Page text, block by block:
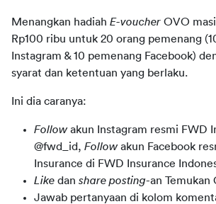
Menangkan hadiah E-voucher OVO
Rp100 ribu untuk 20 orang pemenang
Instagram & 10 pemenang Facebook)
syarat dan ketentuan yang berlaku.
Ini dia caranya:
Followakun Instagram resmi FWD
@fwd_id, Followakun Facebook
Insurance di FWD Insurance
Like dan share posting-an Temukan
Jawab pertanyaan di kolom